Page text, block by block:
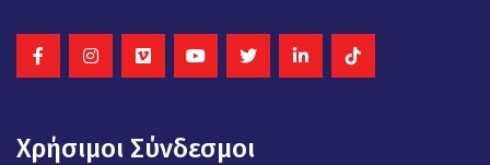
Χρήσιμοι Σύνδεσμοι